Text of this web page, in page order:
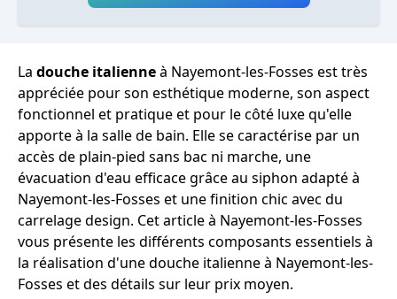
La douche italienneà Nayemont-les-Fosses est très
appréciée pour son esthétique moderne, son aspect
fonctionnel et pratique et pour le côté luxe qu'elle
apporte à la salle de bain. Elle se caractérise par un
accès de plain-pied sans bac ni marche, une
évacuation d'eau efficace grâce au siphon adapté à
Nayemont-les-Fosses et une finition chic avec du
carrelage design. Cet article à Nayemont-les-Fosses
vous présente les différents composants essentiels à
la réalisation d'une douche italienne à Nayemont-les-
Fosses et des détails sur leur prix moyen.